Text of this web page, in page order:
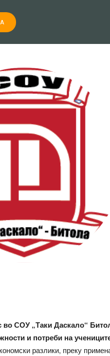
во СОУ „Таки Даскало“
и потреби на
разлики, преку